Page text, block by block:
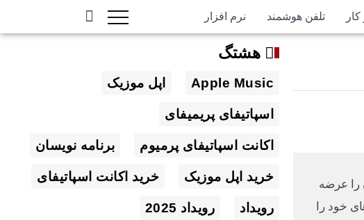
تلفن هوشمند نرم افزار
را عرضه
خود را
هشتگ
Apple Music اپل موزیک
اسپاتیفای پریمیفای
اکانت اسپاتیفای پرمیوم برنامه نویسان
خرید اپل موزیک خرید اکانت اسپاتیفای
رویداد رویداد 2025